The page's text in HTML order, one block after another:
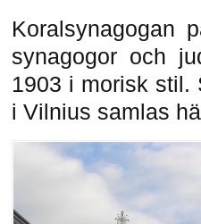
Koralsynagogan
synagogor och
1903 i morisk stil.
i Vilnius samlas